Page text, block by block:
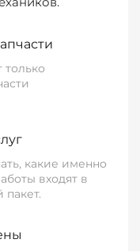
только
какие именно
входят в